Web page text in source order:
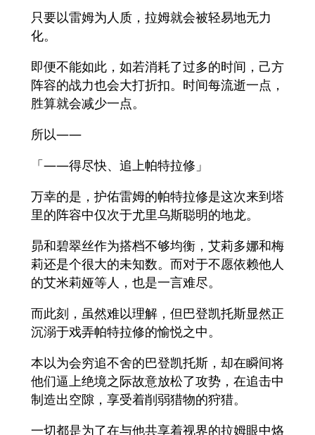
只要以雷姆为人质，拉姆就会被轻易地无力
化。
即便不能如此，如若消耗了过多的时间，己方
阵容的战力也会大打折扣。时间每流逝一点，
胜算就会减少一点。
所以——
「——得尽快、追上帕特拉修」
万幸的是，护佑雷姆的帕特拉修是这次来到塔
里的阵容中仅次于尤里乌斯聪明的地龙。
昴和碧翠丝作为搭档不够均衡，艾莉多娜和梅
莉还是个很大的未知数。而对于不愿依赖他人
的艾米莉娅等人，也是一言难尽。
而此刻，虽然难以理解，但巴登凯托斯显然正
沉溺于戏弄帕特拉修的愉悦之中。
本以为会穷追不舍的巴登凯托斯，却在瞬间将
他们逼上绝境之际故意放松了攻势，在追击中
制造出空隙，享受着削弱猎物的狩猎。
一切都是为了在与他共享着视界的拉姆眼中烙